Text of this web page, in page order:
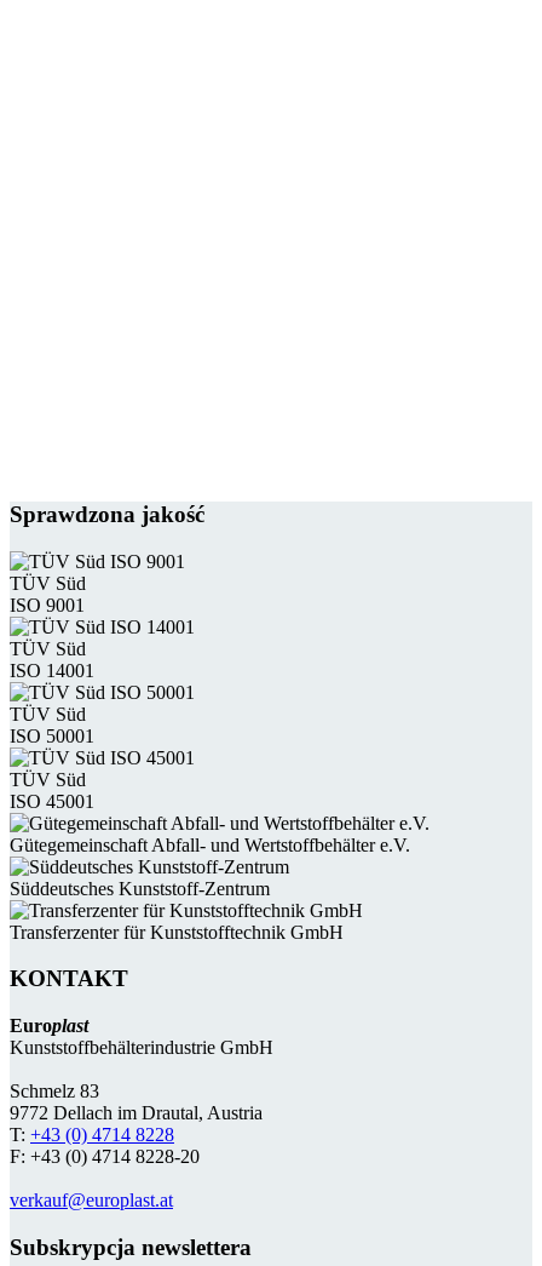
Sprawdzona jakość
TÜV Süd
ISO 9001
TÜV Süd
ISO 14001
TÜV Süd
ISO 50001
TÜV Süd
ISO 45001
Güte­gemein­schaft Abfall- und Wert­stoff­behälter e.V.
Süddeutsches Kunststoff-Zentrum
Transferzenter für Kunststoff­technik GmbH
KONTAKT
Europlast
Kunststoffbehälterindustrie GmbH
Schmelz 83
9772 Dellach im Drautal, Austria
T: +43 (0) 4714 8228
F: +43 (0) 4714 8228-20
verkauf@europlast.at
Subskrypcja newslettera